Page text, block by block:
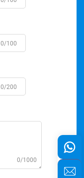
0/100
0/200
0/1000